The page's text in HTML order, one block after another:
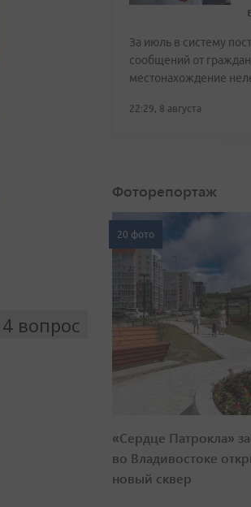
За июль в систему
сообщений от
местонахождение
22:29, 8 августа
Фоторепортаж
20 фото
«Сердце Патрокла»
во Владивостоке
новый сквер